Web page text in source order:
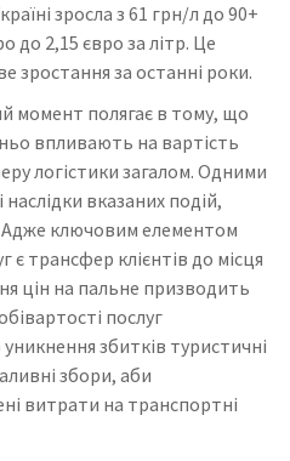
зросла з 61 грн/л до 90+
до 2,15 євро за літр. Це
зростання за останні роки.
момент полягає в тому, що
впливають на вартість
логістики загалом. Одними
вказаних подій,
Адже ключовим елементом
є трансфер клієнтів до місця
цін на пальне призводить
послуг
збитків туристичні
збори, аби
витрати на транспортні